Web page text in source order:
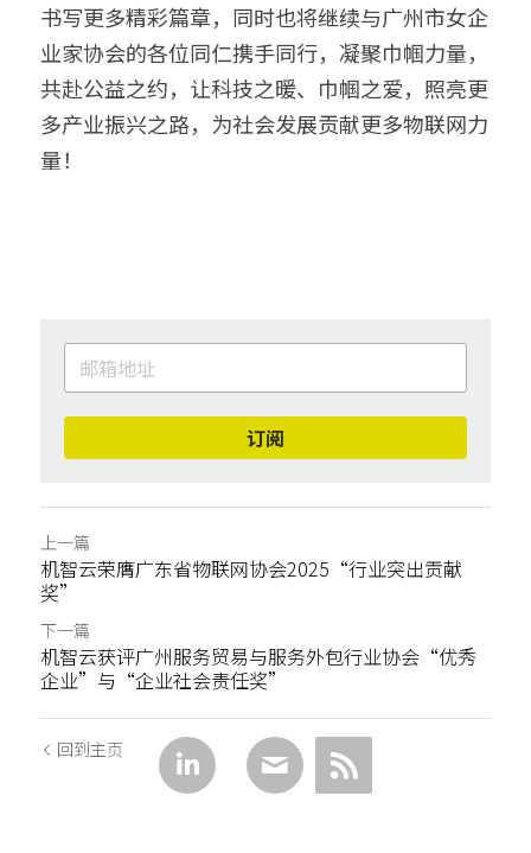
书写更多精彩篇章，同时也将继续与广州市女企
业家协会的各位同仁携手同行，凝聚巾帼力量，
共赴公益之约，让科技之暖、巾帼之爱，照亮更
多产业振兴之路，为社会发展贡献更多物联网力
量！
订阅
上一篇
机智云荣膺广东省物联网协会2025“行业突出贡献
奖”
下一篇
机智云获评广州服务贸易与服务外包行业协会“优秀
企业”与“企业社会责任奖”
回到主页